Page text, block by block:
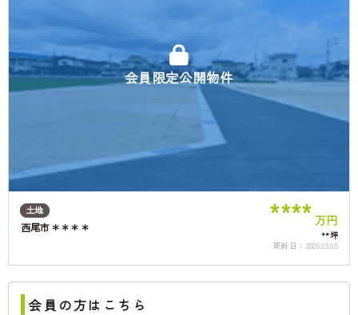
会員限定公開物件
土地
西尾市＊＊＊＊ **** 万円
**坪
更新日： 2026.03.05
会員の方はこちら